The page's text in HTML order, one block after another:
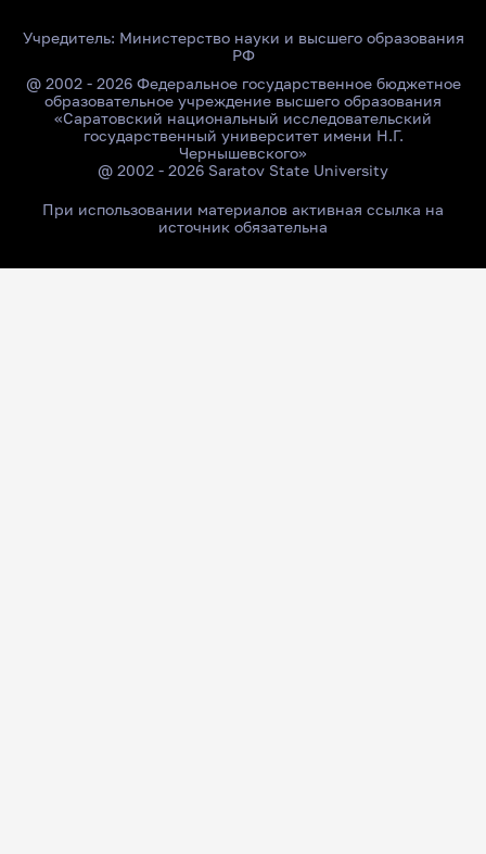
Учредитель: Министерство науки и высшего образования
РФ
@ 2002 - 2026 Федеральное государственное бюджетное
образовательное учреждение высшего образования
«Саратовский национальный исследовательский
государственный университет имени Н.Г.
Чернышевского»
@ 2002 - 2026 Saratov State University
При использовании материалов активная ссылка на
источник обязательна